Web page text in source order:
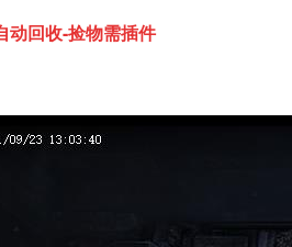
动回收-捡物需插件